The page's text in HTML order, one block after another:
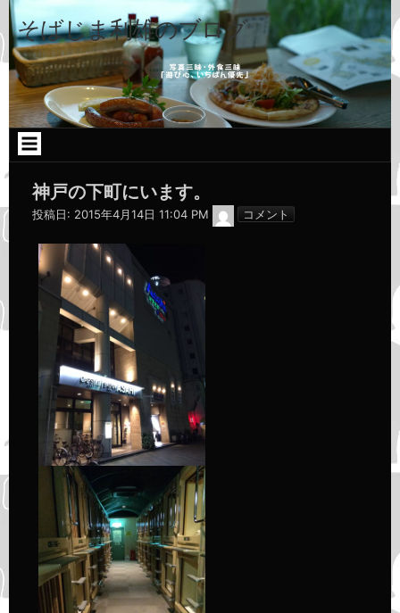
コ
ン
テ
ン
ツ
へ
ス
キ
ッ
そばじま利雄のブログ
神戸の下町にいます。
投稿日: 2015年4月14日 11:04 PM admin
コメント